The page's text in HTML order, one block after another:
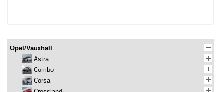
Opel/Vauxhall
Astra
Combo
Corsa